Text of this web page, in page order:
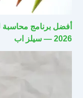
أفضل برنامج
2026 — سيلز اب